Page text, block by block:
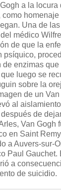
a la
como
Una de
médico
de que la
psíquico,
enzimas
luego se
sobre la
de un
al
de
Van Gogh
en Saint
a Auvers-sur-
Paul Gauchet.
a
de suicidio.